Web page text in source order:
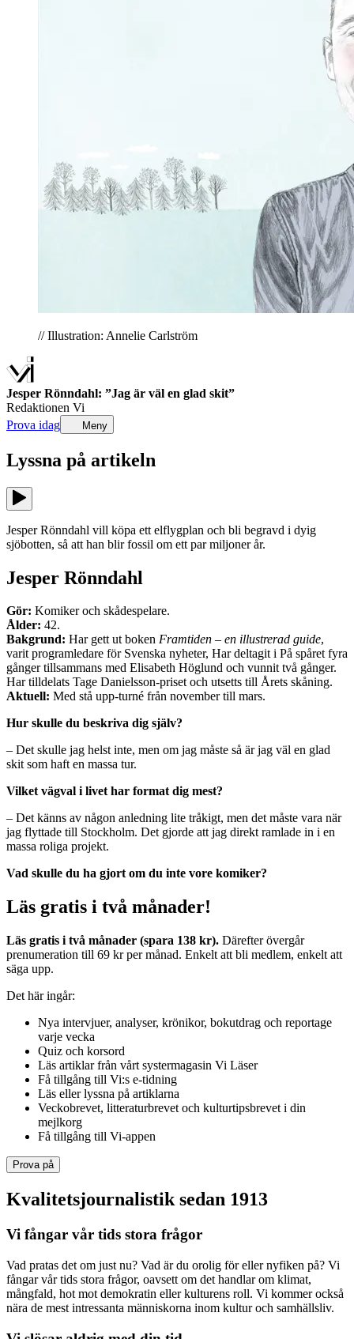
// Illustration: Annelie Carlström
Jesper Rönndahl: ”Jag är väl en glad skit”
Redaktionen Vi
Prova idag
Meny
Lyssna på artikeln
Jesper Rönndahl vill köpa ett elflygplan och bli begravd i dyig
sjöbotten, så att han blir fossil om ett par miljoner år.
Jesper Rönndahl
Gör: Komiker och skådespelare.
Ålder: 42.
Bakgrund: Har gett ut boken Framtiden – en illustrerad guide,
varit programledare för Svenska nyheter, Har deltagit i På spåret fyra
gånger tillsammans med Elisabeth Höglund och vunnit två gånger.
Har tilldelats Tage Danielsson-priset och utsetts till Årets skåning.
Aktuell: Med stå upp-turné från november till mars.
Hur skulle du beskriva dig själv?
– Det skulle jag helst inte, men om jag måste så är jag väl en glad
skit som haft en massa tur.
Vilket vägval i livet har format dig mest?
– Det känns av någon anledning lite tråkigt, men det måste vara när
jag flyttade till Stockholm. Det gjorde att jag direkt ramlade in i en
massa roliga projekt.
Vad skulle du ha gjort om du inte vore komiker?
Läs gratis i två månader!
Läs gratis i två månader (spara 138 kr). Därefter övergår
prenumeration till 69 kr per månad. Enkelt att bli medlem, enkelt att
säga upp.
Det här ingår:
Nya intervjuer, analyser, krönikor, bokutdrag och reportage
varje vecka
Quiz och korsord
Läs artiklar från vårt systermagasin Vi Läser
Få tillgång till Vi:s e-tidning
Läs eller lyssna på artiklarna
Veckobrevet, litteraturbrevet och kulturtipsbrevet i din
mejlkorg
Få tillgång till Vi-appen
Prova på
Kvalitetsjournalistik sedan 1913
Vi fångar vår tids stora frågor
Vad pratas det om just nu? Vad är du orolig för eller nyfiken på? Vi
fångar vår tids stora frågor, oavsett om det handlar om klimat,
mångfald, hot mot demokratin eller kulturens roll. Vi kommer också
nära de mest intressanta människorna inom kultur och samhällsliv.